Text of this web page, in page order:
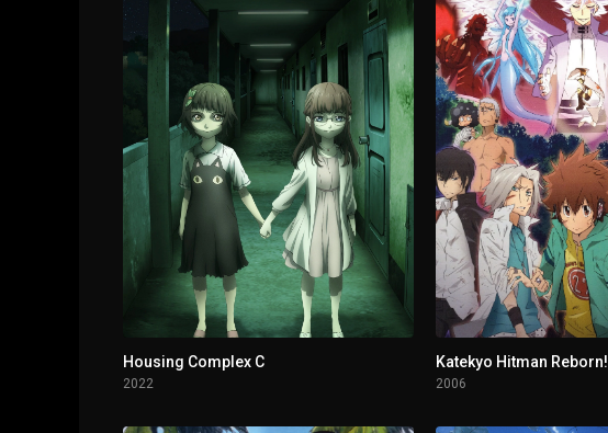
1 - 4 Intentamos conseguir un mánager
Intentamos fijarnos un gran objetivo
1 - 6 Intentamos reunir mascotas lindas
Intentamos añadir muchas cosas
1 - 8 Intentamos juntar el valor para llamar
Intentamos ser egoístas
1 - 10
Housing Complex C
2022
Katekyo Hitman Reborn!
2006